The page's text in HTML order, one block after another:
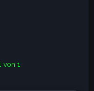
Suche
von 1